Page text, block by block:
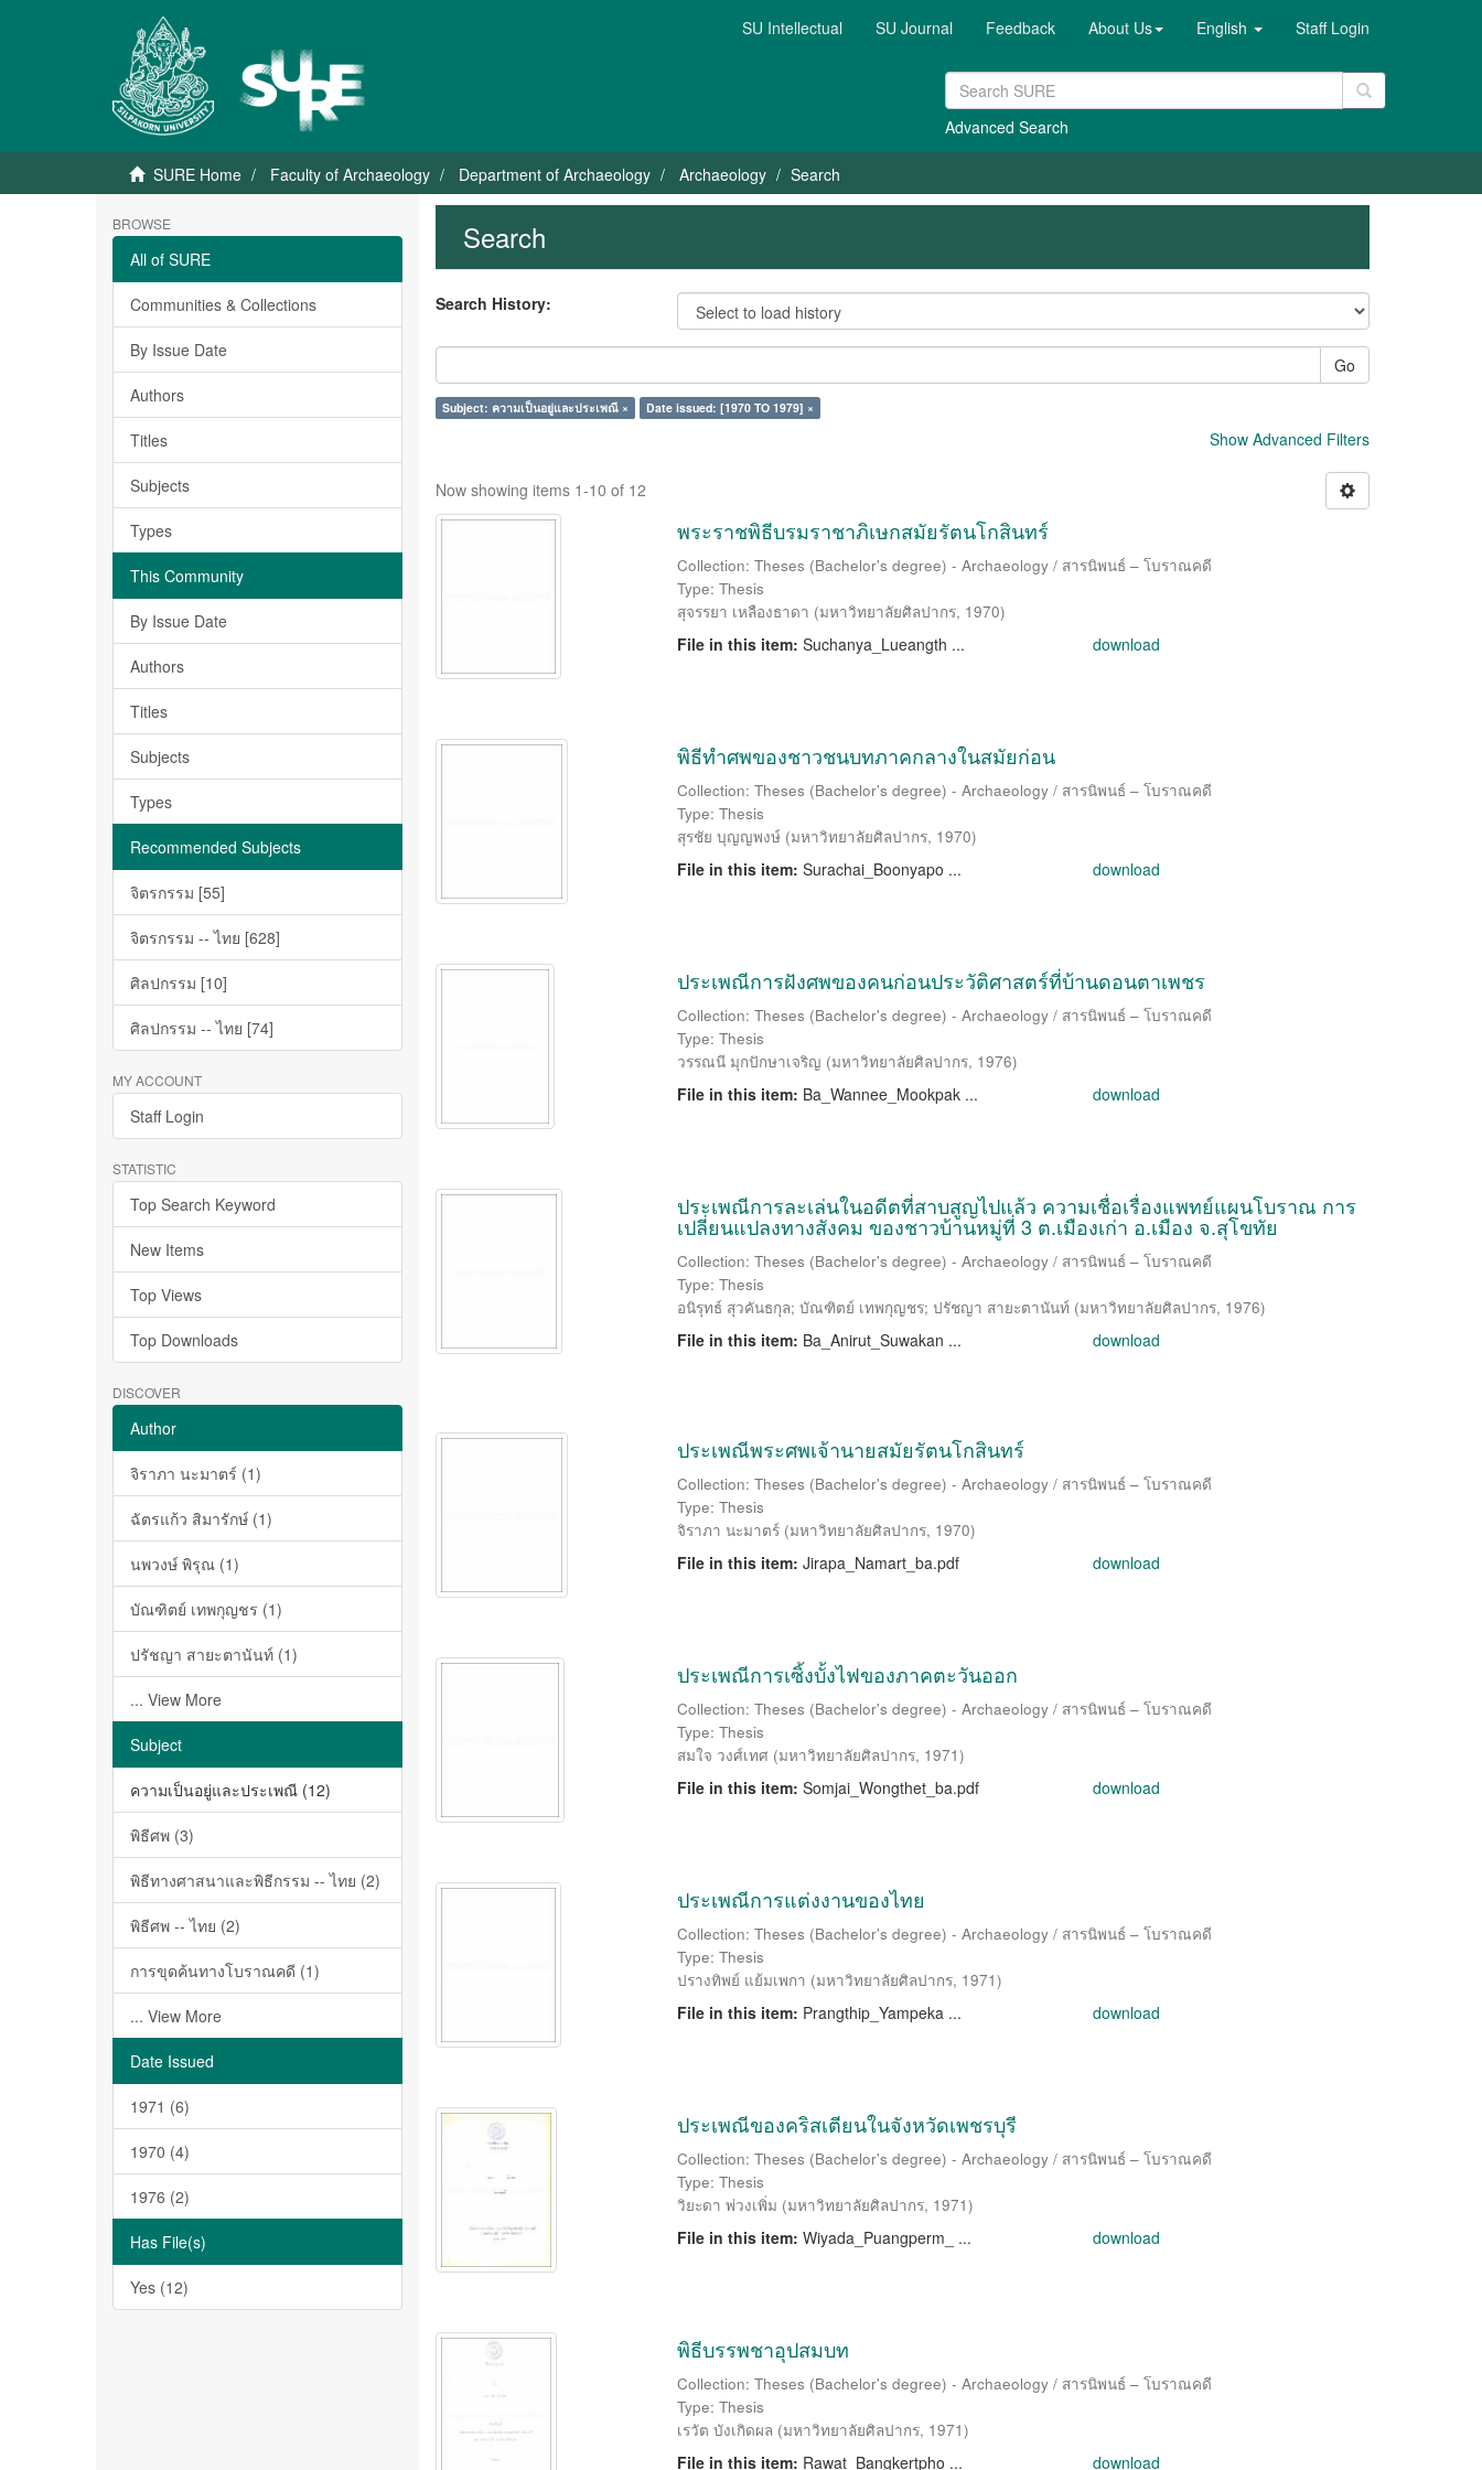
SU Intellectual SU Journal Feedback About Us English Staff Login
Advanced Search
SURE Home Faculty of Archaeology Department of Archaeology Archaeology Search
BROWSE
All of SURE
Communities & Collections
By Issue Date
Authors
Titles
Subjects
Types
This Community
By Issue Date
Authors
Titles
Subjects
Types
Recommended Subjects
จิตรกรรม [55]
จิตรกรรม -- ไทย [628]
ศิลปกรรม [10]
ศิลปกรรม -- ไทย [74]
MY ACCOUNT
Staff Login
STATISTIC
Top Search Keyword
New Items
Top Views
Top Downloads
DISCOVER
Author
จิราภา นะมาตร์ (1)
ฉัตรแก้ว สิมารักษ์ (1)
นพวงษ์ พิรุณ (1)
บัณฑิตย์ เทพกุญชร (1)
ปรัชญา สายะตานันท์ (1)
... View More
Subject
ความเป็นอยู่และประเพณี (12)
พิธีศพ (3)
พิธีทางศาสนาและพิธีกรรม -- ไทย (2)
พิธีศพ -- ไทย (2)
การขุดค้นทางโบราณคดี (1)
... View More
Date Issued
1971 (6)
1970 (4)
1976 (2)
Has File(s)
Yes (12)
Search
Search History:
Go
Subject: ความเป็นอยู่และประเพณี × Date issued: [1970 TO 1979] ×
Show Advanced Filters
Now showing items 1-10 of 12
พระราชพิธีบรมราชาภิเษกสมัยรัตนโกสินทร์
Collection: Theses (Bachelor's degree) - Archaeology / สารนิพนธ์ – โบราณคดี
Type: Thesis
สุจรรยา เหลืองธาดา (มหาวิทยาลัยศิลปากร, 1970)
File in this item: Suchanya_Lueangth ... download
พิธีทำศพของชาวชนบทภาคกลางในสมัยก่อน
Collection: Theses (Bachelor's degree) - Archaeology / สารนิพนธ์ – โบราณคดี
Type: Thesis
สุรชัย บุญญพงษ์ (มหาวิทยาลัยศิลปากร, 1970)
File in this item: Surachai_Boonyapo ... download
ประเพณีการฝังศพของคนก่อนประวัติศาสตร์ที่บ้านดอนตาเพชร
Collection: Theses (Bachelor's degree) - Archaeology / สารนิพนธ์ – โบราณคดี
Type: Thesis
วรรณนี มุกปักษาเจริญ (มหาวิทยาลัยศิลปากร, 1976)
File in this item: Ba_Wannee_Mookpak ... download
ประเพณีการละเล่นในอดีตที่สาบสูญไปแล้ว ความเชื่อเรื่องแพทย์แผนโบราณ การ
เปลี่ยนแปลงทางสังคม ของชาวบ้านหมู่ที่ 3 ต.เมืองเก่า อ.เมือง จ.สุโขทัย
Collection: Theses (Bachelor's degree) - Archaeology / สารนิพนธ์ – โบราณคดี
Type: Thesis
อนิรุทธ์ สุวคันธกุล; บัณฑิตย์ เทพกุญชร; ปรัชญา สายะตานันท์ (มหาวิทยาลัยศิลปากร, 1976)
File in this item: Ba_Anirut_Suwakan ... download
ประเพณีพระศพเจ้านายสมัยรัตนโกสินทร์
Collection: Theses (Bachelor's degree) - Archaeology / สารนิพนธ์ – โบราณคดี
Type: Thesis
จิราภา นะมาตร์ (มหาวิทยาลัยศิลปากร, 1970)
File in this item: Jirapa_Namart_ba.pdf download
ประเพณีการเซิ้งบั้งไฟของภาคตะวันออก
Collection: Theses (Bachelor's degree) - Archaeology / สารนิพนธ์ – โบราณคดี
Type: Thesis
สมใจ วงศ์เทศ (มหาวิทยาลัยศิลปากร, 1971)
File in this item: Somjai_Wongthet_ba.pdf download
ประเพณีการแต่งงานของไทย
Collection: Theses (Bachelor's degree) - Archaeology / สารนิพนธ์ – โบราณคดี
Type: Thesis
ปรางทิพย์ แย้มเพกา (มหาวิทยาลัยศิลปากร, 1971)
File in this item: Prangthip_Yampeka ... download
ประเพณีของคริสเตียนในจังหวัดเพชรบุรี
Collection: Theses (Bachelor's degree) - Archaeology / สารนิพนธ์ – โบราณคดี
Type: Thesis
วิยะดา พ่วงเพิ่ม (มหาวิทยาลัยศิลปากร, 1971)
File in this item: Wiyada_Puangperm_ ... download
พิธีบรรพชาอุปสมบท
Collection: Theses (Bachelor's degree) - Archaeology / สารนิพนธ์ – โบราณคดี
Type: Thesis
เรวัต บังเกิดผล (มหาวิทยาลัยศิลปากร, 1971)
File in this item: Rawat_Bangkertpho ... download